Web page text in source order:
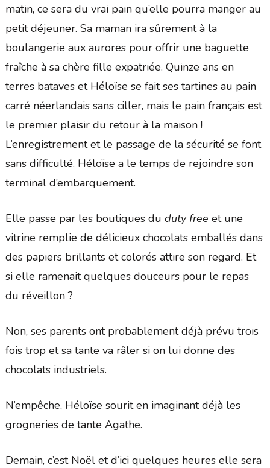
matin, ce sera du vrai pain qu’elle pourra manger au
petit déjeuner. Sa maman ira sûrement à la
boulangerie aux aurores pour offrir une baguette
fraîche à sa chère fille expatriée. Quinze ans en
terres bataves et Héloïse se fait ses tartines au pain
carré néerlandais sans ciller, mais le pain français est
le premier plaisir du retour à la maison !
L’enregistrement et le passage de la sécurité se font
sans difficulté. Héloïse a le temps de rejoindre son
terminal d’embarquement.
Elle passe par les boutiques du duty free et une
vitrine remplie de délicieux chocolats emballés dans
des papiers brillants et colorés attire son regard. Et
si elle ramenait quelques douceurs pour le repas
du réveillon ?
Non, ses parents ont probablement déjà prévu trois
fois trop et sa tante va râler si on lui donne des
chocolats industriels.
N’empêche, Héloïse sourit en imaginant déjà les
grogneries de tante Agathe.
Demain, c’est Noël et d’ici quelques heures elle sera